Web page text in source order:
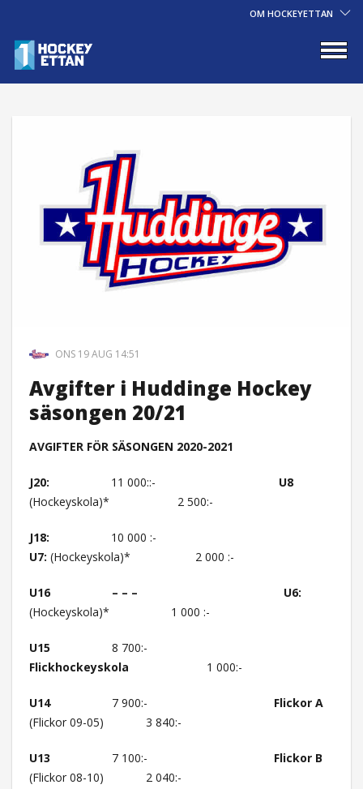
OM HOCKEYETTAN
ONS 19 AUG 14:51
Avgifter i Huddinge Hockey
säsongen 20/21
AVGIFTER FÖR SÄSONGEN 2020-2021
J20: 11 000::- U8
(Hockeyskola)* 2 500:-
J18: 10 000 :-
U7: (Hockeyskola)* 2 000 :-
U16 – – – U6:
(Hockeyskola)* 1 000 :-
U15 8 700:-
Flickhockeyskola 1 000:-
U14 7 900:- Flickor A
(Flickor 09-05) 3 840:-
U13 7 100:- Flickor B
(Flickor 08-10) 2 040:-